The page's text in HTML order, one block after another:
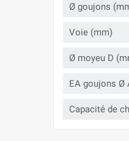
Ø goujons
Voie (mm)
Ø moyeu D
EA goujons Ø
Capacité de